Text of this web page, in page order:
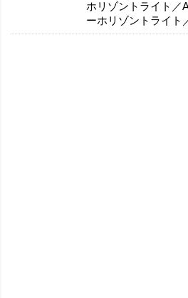
ホリゾントライト／
ーホリゾントライト